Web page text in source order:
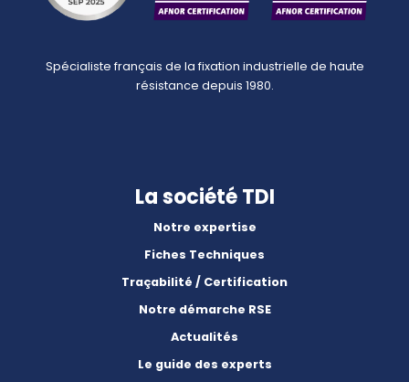
Spécialiste français de la fixation industrielle de haute
résistance depuis 1980.
La société TDI
Notre expertise
Fiches Techniques
Traçabilité / Certification
Notre démarche RSE
Actualités
Le guide des experts